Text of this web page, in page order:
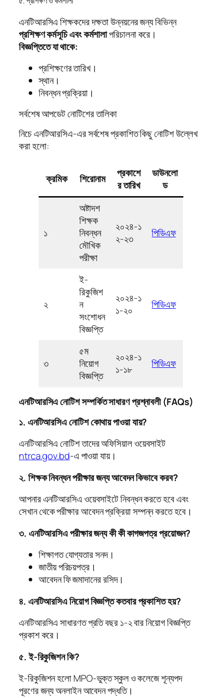
এনটিআরসিএ শিক্ষকদের দক্ষতা উন্নয়নের জন্য বিভিন্ন
প্রশিক্ষণ কর্মসূচি এবং কর্মশালাপরিচালনা করে।
বিজ্ঞপ্তিতে যা থাকে:
প্রশিক্ষণের তারিখ।
স্থান।
নিবন্ধন প্রক্রিয়া।
সর্বশেষ আপডেট নোটিশের তালিকা
নিচে এনটিআরসিএ-এর সর্বশেষ প্রকাশিত কিছু নোটিশ উল্লেখ
করা হলো:
ক্রমিক শিরোনাম
প্রকাশে
র তারিখ
ডাউনলো
ড
১
অষ্টাদশ
শিক্ষক
নিবন্ধন
মৌখিক
পরীক্ষা
২০২৪-১
২-২৩
পিডিএফ
২
ই-
রিকুজিশ
ন
সংশোধন
বিজ্ঞপ্তি
২০২৪-১
১-২০
পিডিএফ
৩
৫ম
নিয়োগ
বিজ্ঞপ্তি
২০২৪-১
১-১৮
পিডিএফ
এনটিআরসিএ নোটিশ সম্পর্কিত সাধারণ প্রশ্নাবলী (FAQs)
১. এনটিআরসিএ নোটিশ কোথায় পাওয়া যায়?
এনটিআরসিএ নোটিশ তাদের অফিসিয়াল ওয়েবসাইট
ntrca.gov.bd-এ পাওয়া যায়।
২. শিক্ষক নিবন্ধন পরীক্ষার জন্য আবেদন কিভাবে করব?
আপনার এনটিআরসিএ ওয়েবসাইটে নিবন্ধন করতে হবে এবং
সেখান থেকে পরীক্ষার আবেদন প্রক্রিয়া সম্পন্ন করতে হবে।
৩. এনটিআরসিএ পরীক্ষার জন্য কী কী কাগজপত্র প্রয়োজন?
শিক্ষাগত যোগ্যতার সনদ।
জাতীয় পরিচয়পত্র।
আবেদন ফি জমাদানের রসিদ।
৪. এনটিআরসিএ নিয়োগ বিজ্ঞপ্তি কতবার প্রকাশিত হয়?
এনটিআরসিএ সাধারণত প্রতি বছর ১-২ বার নিয়োগ বিজ্ঞপ্তি
প্রকাশ করে।
৫. ই-রিকুজিশন কি?
ই-রিকুজিশন হলো MPO-ভুক্ত স্কুল ও কলেজে শূন্যপদ
পূরণের জন্য অনলাইন আবেদন পদ্ধতি।